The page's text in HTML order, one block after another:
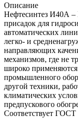
Описание
Нефтесинтез И40А –
присадок для
автоматических
легко- и
направляющих
механизмов, где не
широко применяются
промышленного
другой техники,
климатических
предпускового
Соответствует ГОСТ